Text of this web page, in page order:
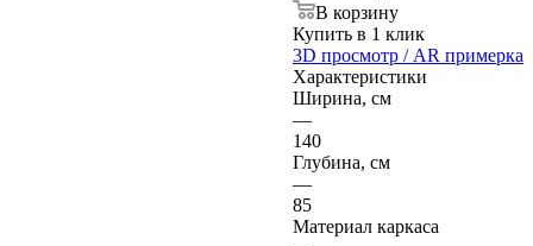
В корзину
Купить в 1 клик
3D просмотр / AR примерка
Характеристики
Ширина, см
—
140
Глубина, см
—
85
Материал каркаса